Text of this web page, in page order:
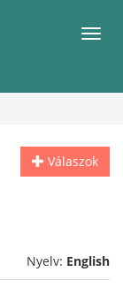
Válaszok
Nyelv: English